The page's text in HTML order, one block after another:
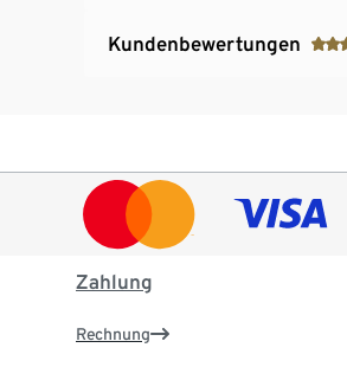
Kundenbewertungen
Zahlung
Rechnung